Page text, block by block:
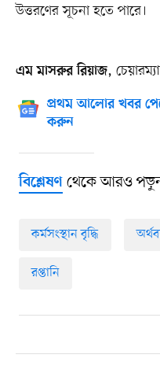
উত্তরণের সূচনা হতে পারে।
এম মাসরুর রিয়াজ,
প্রথম আলোর খবর
করুন
বিশ্লেষণথেকে আরও
কর্মসংস্থান বৃদ্ধি
রপ্তানি